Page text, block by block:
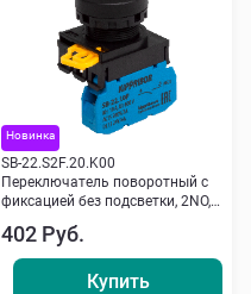
Новинка
SB-22.S2F.20.K00
Переключатель поворотный с
фиксацией без подсветки, 2NO,
402 Руб.
Купить